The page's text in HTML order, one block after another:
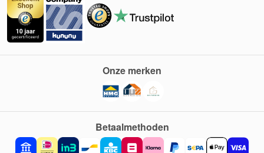
Betaalmethoden
Onze merken